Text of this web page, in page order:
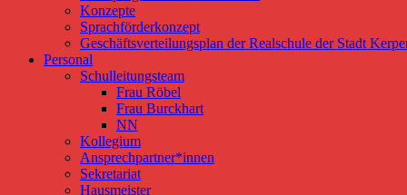
Konzepte
Sprachförderkonzept
Geschäftsverteilungsplan der Realschule der Stadt
Personal
Schulleitungsteam
Frau Röbel
Frau Burckhart
NN
Kollegium
Ansprechpartner*innen
Sekretariat
Hausmeister